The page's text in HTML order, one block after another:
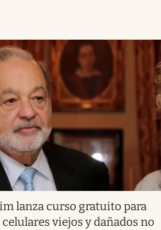
lanza curso gratuito para
viejos y dañados no